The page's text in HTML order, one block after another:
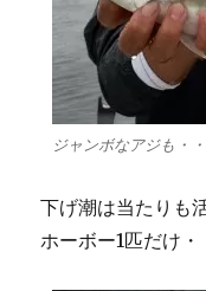
ジャンボなアジも・
下げ潮は当たりも
ホーボー1匹だけ・